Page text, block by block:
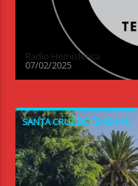
Radio Hemisferica
07/02/2025
SANTA CRUZ DE TENERIFE